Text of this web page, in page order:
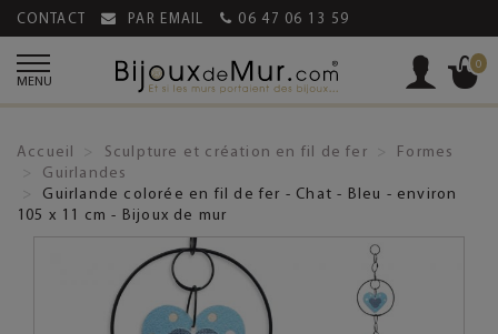
CONTACT PAR EMAIL 06 47 06 13 59
MENU
0
Accueil Sculpture et création en fil de fer
Formes
Guirlandes
Guirlande colorée en fil de fer - Chat - Bleu - environ
105 x 11 cm - Bijoux de mur